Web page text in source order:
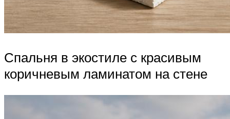
Спальня в экостиле с красивым
коричневым ламинатом на стене